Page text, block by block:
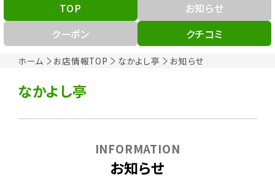
ホーム お店情報TOP なかよし亭 お知らせ
TOP
お知らせ
クーポン
クチコミ
なかよし亭
お知らせ
INFORMATION